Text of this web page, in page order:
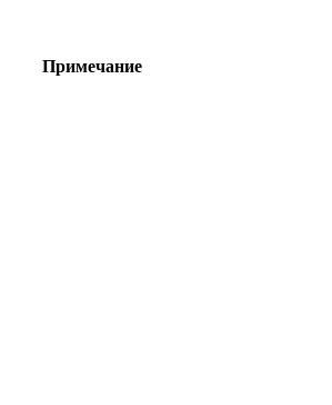
Примечание